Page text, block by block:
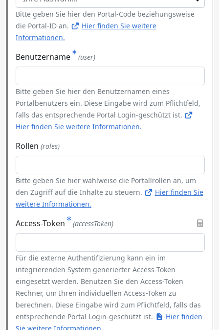
Bitte geben Sie hier den Portal-Code beziehungsweise
die Portal-ID an.
Hier finden Sie weitere
Informationen.
Benutzername (user)
Bitte geben Sie hier den Benutzernamen eines
Portalbenutzers ein. Diese Eingabe wird zum Pflichtfeld,
falls das entsprechende Portal Login-geschützt ist.
Hier finden Sie weitere Informationen.
Rollen (roles)
Bitte geben Sie hier wahlweise die Portallrollen an, um
den Zugriff auf die Inhalte zu steuern.
Hier finden Sie
weitere Informationen.
Access-Token (accessToken)
Für die externe Authentifizierung kann ein im
integrierenden System generierter Access-Token
eingesetzt werden. Benutzen Sie den Access-Token
Rechner, um Ihren individuellen Access-Token zu
berechnen. Diese Eingabe wird zum Pflichtfeld, falls das
entsprechende Portal Login-geschützt ist.
Hier finden